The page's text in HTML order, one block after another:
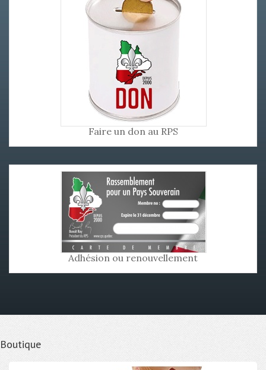
Faire un don au RPS
Adhésion ou renouvellement
Boutique